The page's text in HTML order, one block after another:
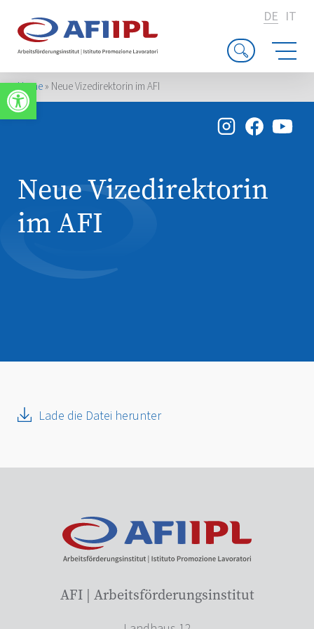
Werkzeugleiste öffnen
DE IT
Home» Neue Vizedirektorin im AFI
Neue Vizedirektorin
im AFI
Lade die Datei herunter
AFI | Arbeitsförderungsinstitut